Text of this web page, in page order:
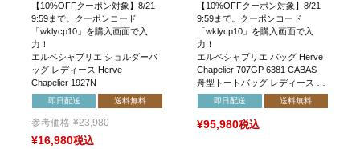
【10%OFFクーポン対象】8/21
9:59まで。クーポンコード
「wklycp10」を購入画面で入
力！
エルベシャプリエ ショルダーバ
ッグ レディース Herve
Chapelier 1927N
即日配送 送料無料
参考価格 ¥23,980
¥16,980税込
【10%OFFクーポン対象】8/21
9:59まで。クーポンコード
「wklycp10」を購入画面で入
力！
エルベシャプリエ バッグ Herve
Chapelier 707GP 6381 CABAS
舟型トートバッグ レディース …
即日配送 送料無料
¥95,980税込